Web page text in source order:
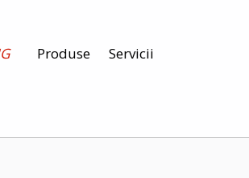
MATRA STING Produse Servicii